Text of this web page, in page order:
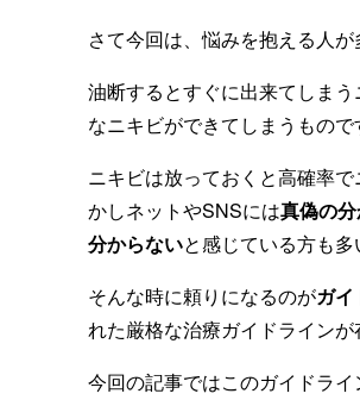
さて今回は、悩みを抱える人が
油断するとすぐに出来てしま
なニキビができてしまうもので
ニキビは放っておくと高確率で
かしネットやSNSには真偽の
分からないと感じている方も多
そんな時に頼りになるのがガ
れた厳格な治療ガイドラインが
今回の記事ではこのガイドライ